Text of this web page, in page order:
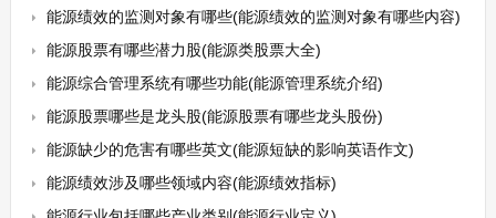
能源绩效的监测对象有哪些(能源绩效的监测对象有哪些内容)
能源股票有哪些潜力股(能源类股票大全)
能源综合管理系统有哪些功能(能源管理系统介绍)
能源股票哪些是龙头股(能源股票有哪些龙头股份)
能源缺少的危害有哪些英文(能源短缺的影响英语作文)
能源绩效涉及哪些领域内容(能源绩效指标)